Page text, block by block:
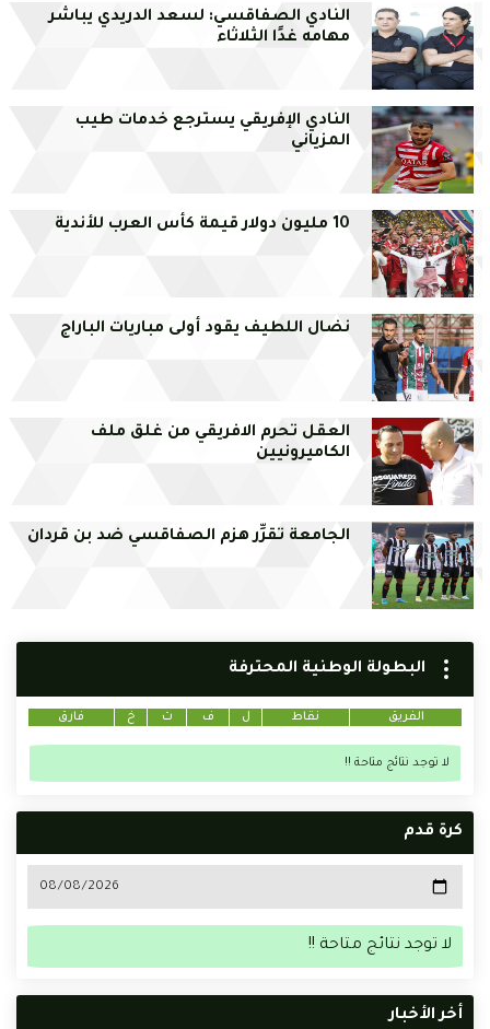
النادي الصفاقسي: لسعد الدريدي يباشر
مهامه غدًا الثلاثاء
النادي الإفريقي يسترجع خدمات طيب
المزياني
10 مليون دولار قيمة كأس العرب للأندية
نضال اللطيف يقود أولى مباريات الباراج
العقل تحرم الافريقي من غلق ملف
الكاميرونيين
الجامعة تقرِّر هزم الصفاقسي ضد بن قردان
البطولة الوطنية المحترفة
الفريق نقاط ل ف ت خ فارق
لا توجد نتائج متاحة !!
كرة قدم
لا توجد نتائج متاحة !!
أخر الأخبار